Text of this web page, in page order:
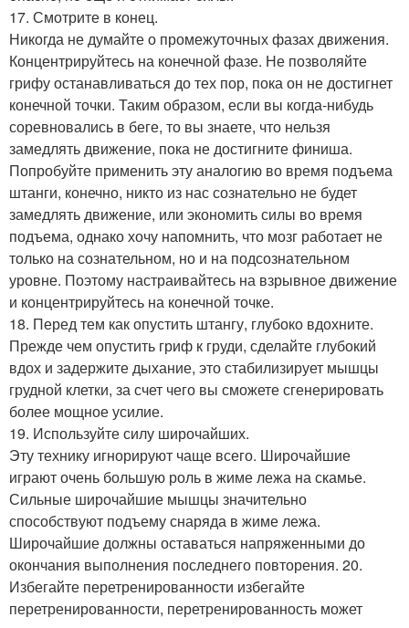
17. Смотрите в конец.
Никогда не думайте о промежуточных фазах движения.
Концентрируйтесь на конечной фазе. Не позволяйте
грифу останавливаться до тех пор, пока он не достигнет
конечной точки. Таким образом, если вы когда-нибудь
соревновались в беге, то вы знаете, что нельзя
замедлять движение, пока не достигните финиша.
Попробуйте применить эту аналогию во время подъема
штанги, конечно, никто из нас сознательно не будет
замедлять движение, или экономить силы во время
подъема, однако хочу напомнить, что мозг работает не
только на сознательном, но и на подсознательном
уровне. Поэтому настраивайтесь на взрывное движение
и концентрируйтесь на конечной точке.
18. Перед тем как опустить штангу, глубоко вдохните.
Прежде чем опустить гриф к груди, сделайте глубокий
вдох и задержите дыхание, это стабилизирует мышцы
грудной клетки, за счет чего вы сможете сгенерировать
более мощное усилие.
19. Используйте силу широчайших.
Эту технику игнорируют чаще всего. Широчайшие
играют очень большую роль в жиме лежа на скамье.
Сильные широчайшие мышцы значительно
способствуют подъему снаряда в жиме лежа.
Широчайшие должны оставаться напряженными до
окончания выполнения последнего повторения. 20.
Избегайте перетренированности избегайте
перетренированности, перетренированность может